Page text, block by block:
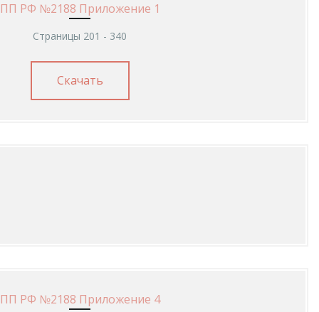
ПП РФ №2188 Приложение 1
Страницы 201 - 340
Скачать
ПП РФ №2188 Приложение 4